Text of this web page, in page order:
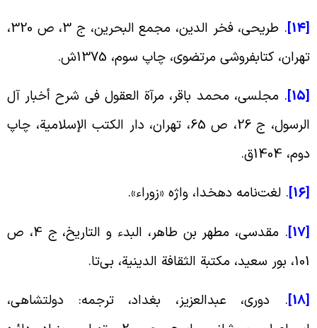
. ‏طریحی، فخر الدین، مجمع البحرین، ج ‏3، ص 320،
کتابفروشی مرتضوی، چاپ سوم، 1375ش.
. مجلسی، محمد باقر، مرآة العقول فی شرح أخبار آل
الرسول، ج ‏26، ص 65، تهران، دار الکتب الإسلامیة، چاپ
1404ق.
. لغت‌نامه دهخدا، واژه «زوراء».
. مقدسی، مطهر بن طاهر، البدء و التاریخ، ج ‏4، ص
الثقافة الدینیة، بی‌تا.
. دورى، عبدالعزیز، بغداد، ترجمه: دولتشاهى،